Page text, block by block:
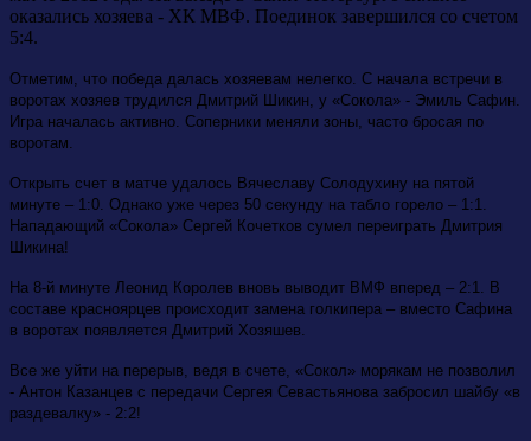
оказались хозяева - ХК МВФ. Поединок завершился со счетом
5:4.
Отметим, что победа далась хозяевам нелегко. С начала встречи в
воротах хозяев трудился Дмитрий Шикин, у «Сокола» - Эмиль Сафин.
Игра началась активно. Соперники меняли зоны, часто бросая по
воротам.
Открыть счет в матче удалось Вячеславу Солодухину на пятой
минуте – 1:0. Однако уже через 50 секунду на табло горело – 1:1.
Нападающий «Сокола» Сергей Кочетков сумел переиграть Дмитрия
Шикина!
На 8-й минуте Леонид Королев вновь выводит ВМФ вперед – 2:1. В
составе красноярцев происходит замена голкипера – вместо Сафина
в воротах появляется Дмитрий Хозяшев.
Все же уйти на перерыв, ведя в счете, «Сокол» морякам не позволил
- Антон Казанцев с передачи Сергея Севастьянова забросил шайбу «в
раздевалку» - 2:2!